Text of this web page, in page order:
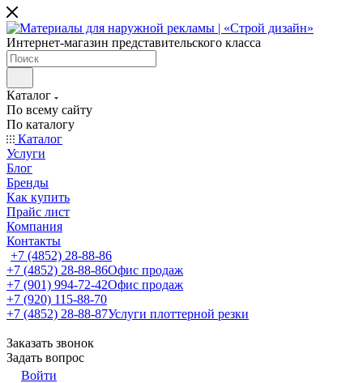
Интернет-магазин представительского класса
Каталог
По всему сайту
По каталогу
Каталог
Услуги
Блог
Бренды
Как купить
Прайс лист
Компания
Контакты
+7 (4852) 28-88-86
+7 (4852) 28-88-86Офис продаж
+7 (901) 994-72-42Офис продаж
+7 (920) 115-88-70
+7 (4852) 28-88-87Услуги плоттерной резки
Заказать звонок
Задать вопрос
Войти